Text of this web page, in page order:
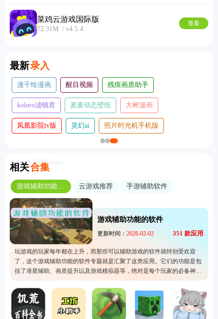
菜鸡云游戏国际版
72.31M v4.5.4
查看
最新录入
New
漫千绘漫画 醒目视频 残痕画质助手
koloro滤镜君 麦麦动态壁纸 大树漫画
凤凰影院tv版 灵幻ai 照片时光机手机版
相关合集
Related Collections
游戏辅助功能的软件 云游戏推荐 手游辅助软件
游戏辅助功能的软件
更新时间： 2026-02-02 351 款应用
玩游戏的玩家每年都在上升，而那些可以辅助游戏的软件就特别受欢迎
了，这个游戏辅助功能的软件专题就是汇聚了这类应用。它们的功能是包
括了准星辅助、画质提升以及游戏模拟器等，绝对是每个玩家的必备神
器，让大家的游玩体验大幅度提高。所以经常玩游戏的人就一定要试看看
这里的软件，特别是吃鸡游戏的玩家可以考虑用来提升自己的游戏画面。